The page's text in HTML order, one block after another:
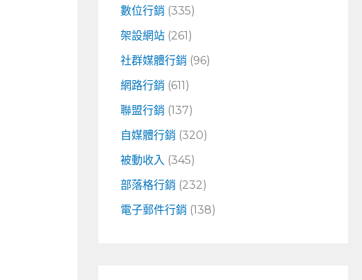
數位行銷 (335)
架設網站(261)
社群媒體行銷 (96)
網路行銷 (611)
聯盟行銷 (137)
自媒體行銷 (320)
被動收入 (345)
部落格行銷 (232)
電子郵件行銷 (138)